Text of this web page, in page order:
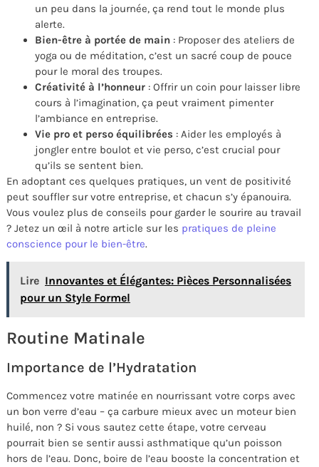
un peu dans la journée, ça rend tout le monde plus
alerte.
Bien-être à portée de main : Proposer des ateliers de
yoga ou de méditation, c’est un sacré coup de pouce
pour le moral des troupes.
Créativité à l’honneur : Offrir un coin pour laisser libre
cours à l’imagination, ça peut vraiment pimenter
l’ambiance en entreprise.
Vie pro et perso équilibrées : Aider les employés à
jongler entre boulot et vie perso, c’est crucial pour
qu’ils se sentent bien.
En adoptant ces quelques pratiques, un vent de positivité
peut souffler sur votre entreprise, et chacun s’y épanouira.
Vous voulez plus de conseils pour garder le sourire au travail
? Jetez un œil à notre article sur les pratiques de pleine
conscience pour le bien-être.
Lire Innovantes et Élégantes: Pièces Personnalisées
pour un Style Formel
Routine Matinale
Importance de l’Hydratation
Commencez votre matinée en nourrissant votre corps avec
un bon verre d’eau – ça carbure mieux avec un moteur bien
huilé, non ? Si vous sautez cette étape, votre cerveau
pourrait bien se sentir aussi asthmatique qu’un poisson
hors de l’eau. Donc, boire de l’eau booste la concentration et